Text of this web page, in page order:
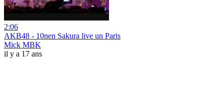
2:06
AKB48 - 10nen Sakura live un Paris
Mick MBK
il y a 17 ans